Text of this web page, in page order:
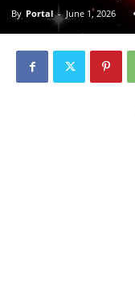
By Portal - June 1, 2026